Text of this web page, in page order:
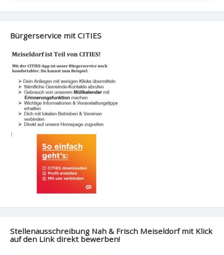
Bürgerservice mit CITIES
Stellenausschreibung Nah & Frisch Meiseldorf mit Klick
auf den Link direkt bewerben!